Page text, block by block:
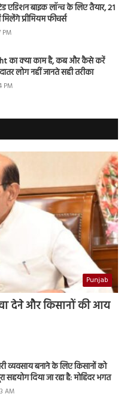
एडिशन बाइक लॉन्च के लिए तैयार, 21
प्रीमियम फीचर्स
PM
का क्या काम है, कब और कैसे करें
लोग नहीं जानते सही तरीका
PM
Punjab
देने और किसानों की आय
व्यवसाय बनाने के लिए किसानों को
सहयोग दिया जा रहा है: मोहिंदर भगत
AM